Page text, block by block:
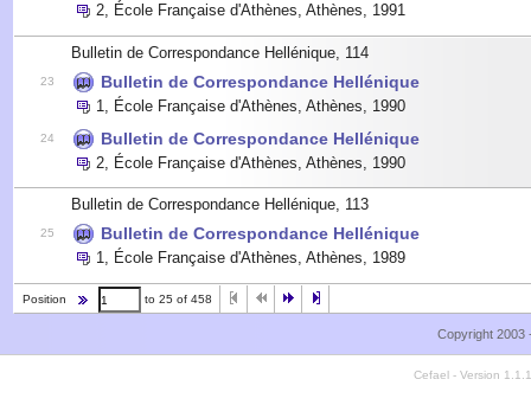
2, École Française d'Athènes, Athènes, 1991
Bulletin de Correspondance Hellénique, 114
23 Bulletin de Correspondance Hellénique
1 École Française d'Athènes, Athènes 1990
24 Bulletin de Correspondance Hellénique
2 École Française d'Athènes, Athènes 1990
Bulletin de Correspondance Hellénique, 113
25 Bulletin de Correspondance Hellénique
1 École Française d'Athènes, Athènes 1989
Position to 25 of 458
Copyright 2003
Cefael - Version